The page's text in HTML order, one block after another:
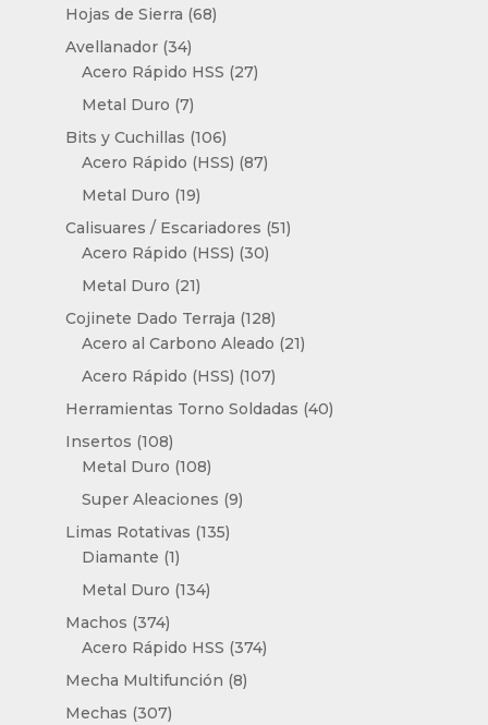
Hojas de Sierra 6868
Avellanador 3434
productos
Acero Rápido HSS 2727
Metal Duro 77
productos
Bits y Cuchillas 106106
productos
Acero Rápido (HSS) 8787
Metal Duro 1919
productos
Calisuares / Escariadores 5151
Acero Rápido (HSS) 3030
Metal Duro 2121
productos
Cojinete Dado Terraja 128128
productos
Acero al Carbono Aleado 2121
Acero Rápido (HSS) 107107
productos
Herramientas Torno Soldadas 4040
Insertos 108108
productos
Metal Duro 108108
productos
Super Aleaciones 99
Limas Rotativas 135135
Diamante 11
producto
Metal Duro 134134
Machos 374374
productos
Acero Rápido HSS 374374
Mecha Multifunción 88
Mechas 307307